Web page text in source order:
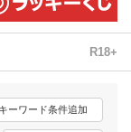
み放題
ージック
信
R18+
キーワード条件追加